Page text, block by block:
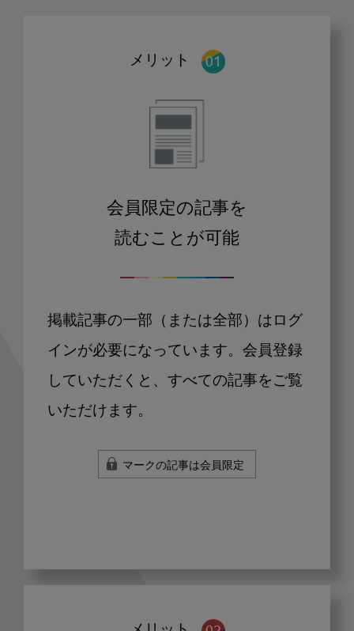
メリット
会員限定の記事を
読むことが可能
掲載記事の一部（または全部）はログ
インが必要になっています。会員登録
していただくと、すべての記事をご覧
いただけます。
マークの記事は会員限定